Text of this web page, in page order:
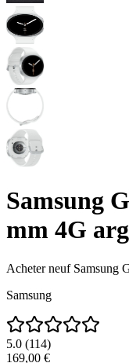
Samsung
mm 4G
Acheter neuf Samsung
Samsung
5.0 (114)
169,00 €